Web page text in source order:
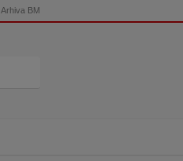
Arhiva BM